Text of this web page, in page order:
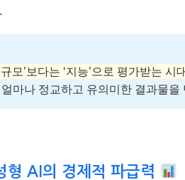
규모’보다는 ‘지능’으로 평가받는 시대
마나 정교하고 유의미한 결과물
형 AI의 경제적 파급력